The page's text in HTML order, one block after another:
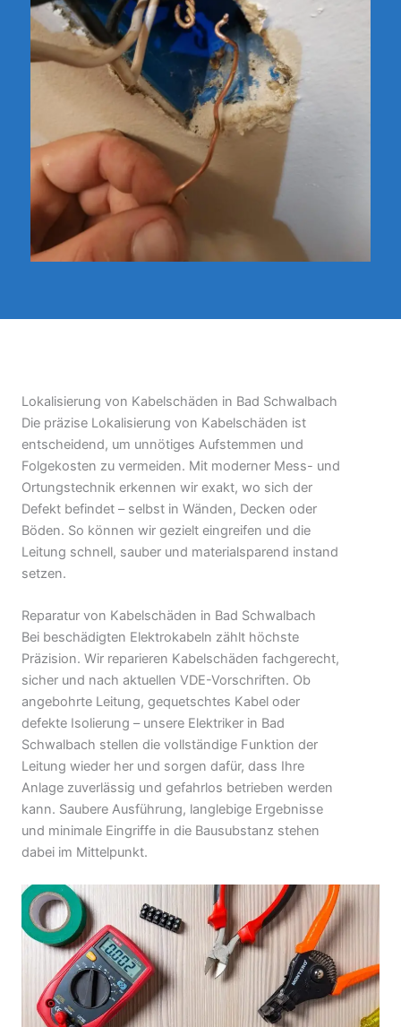
Lokalisierung von Kabelschäden in Bad Schwalbach
Die präzise Lokalisierung von Kabelschäden ist
entscheidend, um unnötiges Aufstemmen und
Folgekosten zu vermeiden. Mit moderner Mess- und
Ortungstechnik erkennen wir exakt, wo sich der
Defekt befindet – selbst in Wänden, Decken oder
Böden. So können wir gezielt eingreifen und die
Leitung schnell, sauber und materialsparend instand
setzen.
Reparatur von Kabelschäden in Bad Schwalbach
Bei beschädigten Elektrokabeln zählt höchste
Präzision. Wir reparieren Kabelschäden fachgerecht,
sicher und nach aktuellen VDE-Vorschriften. Ob
angebohrte Leitung, gequetschtes Kabel oder
defekte Isolierung – unsere Elektriker in Bad
Schwalbach stellen die vollständige Funktion der
Leitung wieder her und sorgen dafür, dass Ihre
Anlage zuverlässig und gefahrlos betrieben werden
kann. Saubere Ausführung, langlebige Ergebnisse
und minimale Eingriffe in die Bausubstanz stehen
dabei im Mittelpunkt.